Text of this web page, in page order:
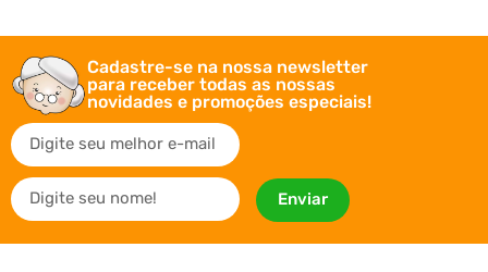
Cadastre-se na nossa newsletter
para receber todas as nossas
novidades e promoções especiais!
Enviar